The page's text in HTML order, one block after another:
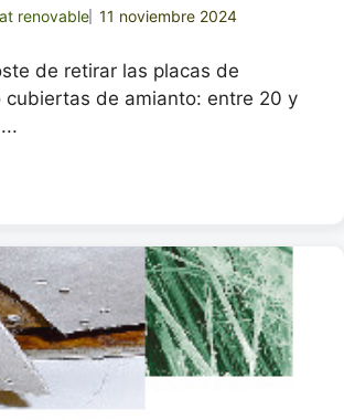
renovable 11 noviembre 2024
de retirar las placas de
cubiertas de amianto: entre 20 y